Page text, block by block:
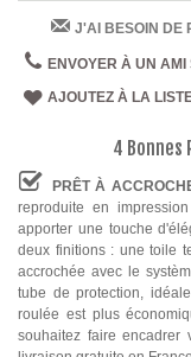
J'AI BESOIN DE
ENVOYER À UN
AJOUTEZ À LA
4 Bonnes
PRÊT À
reproduite en
apporter une touche
deux finitions : une toile
accrochée avec le
tube de protection,
roulée est plus
souhaitez faire encadrer